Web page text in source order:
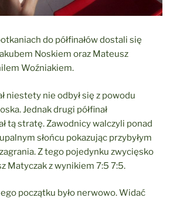
do półfinałów dostali się
Noskiem oraz Mateusz
Woźniakiem.
niestety nie odbył się z powodu
Jednak drugi półfinał
tą stratę. Zawodnicy walczyli ponad
słońcu pokazując przybyłym
Z tego pojedynku zwycięsko
Matyczak z wynikiem 7:5 7:5.
początku było nerwowo. Widać